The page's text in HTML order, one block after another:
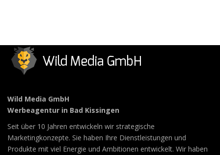
Wild Media GmbH
Werbeagentur in Bad Kissingen
Seit über 10 Jahren entwickeln wir strategische
Marketingkonzepte. Sie haben Ihre Dienstleistungen und
Produkte mit viel Energie und Ambitionen entwickelt. Wir haben